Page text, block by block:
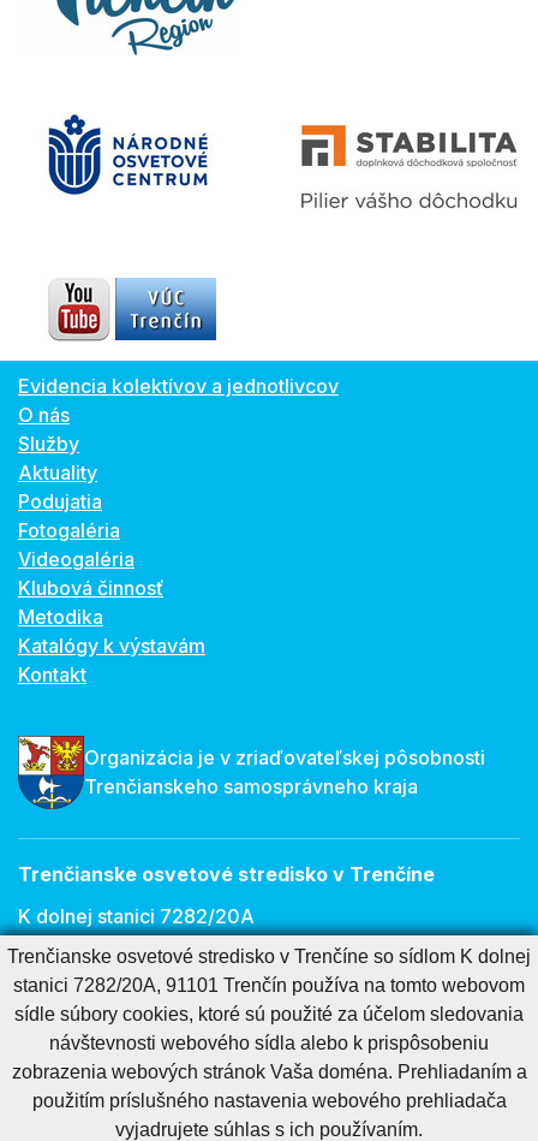
Evidencia kolektívov a jednotlivcov
O nás
Služby
Aktuality
Podujatia
Fotogaléria
Videogaléria
Klubová činnosť
Metodika
Katalógy k výstavám
Kontakt
Organizácia je v zriaďovateľskej pôsobnosti
Trenčianskeho samosprávneho kraja
Trenčianske osvetové stredisko v Trenčíne
K dolnej stanici 7282/20A
911 01 Trenčín
E-mail:osveta@tnos.sk
Cookies nastavenieCookies - viac informáciíVyhlásenie o prístupnosti
Technický prevádzkovateľ
Správca obsahu
Trenčianske osvetové stredisko v Trenčíne so sídlom K dolnej
stanici 7282/20A, 91101 Trenčín používa na tomto webovom
sídle súbory cookies, ktoré sú použité za účelom sledovania
návštevnosti webového sídla alebo k prispôsobeniu
zobrazenia webových stránok Vaša doména. Prehliadaním a
použitím príslušného nastavenia webového prehliadača
vyjadrujete súhlas s ich používaním.